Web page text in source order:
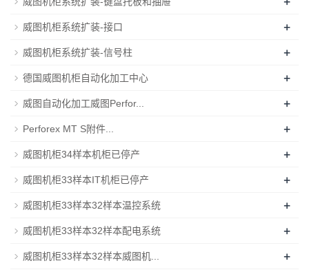
威图机柜系统扩装-接口 +
威图机柜系统扩装-信号柱 +
德国威图机柜自动化加工中心 +
威图自动化加工威图Perfor... +
Perforex MT S附件... +
威图机柜34样本机柜已停产 +
威图机柜33样本IT机柜已停产 +
威图机柜33样本32样本温控系统 +
威图机柜33样本32样本配电系统 +
威图机柜33样本32样本威图机... +